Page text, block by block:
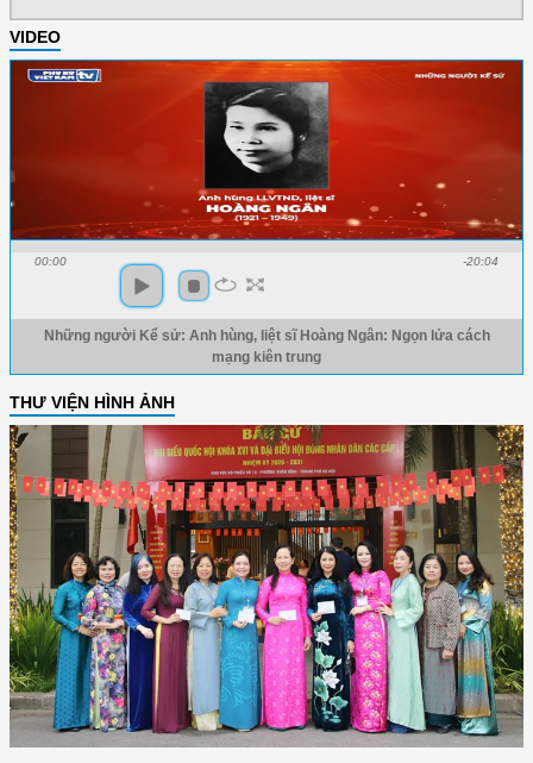
VIDEO
00:00 -20:04
Những người Kể sử: Anh hùng, liệt sĩ Hoàng Ngân: Ngọn lửa cách
mạng kiên trung
THƯ VIỆN HÌNH ẢNH